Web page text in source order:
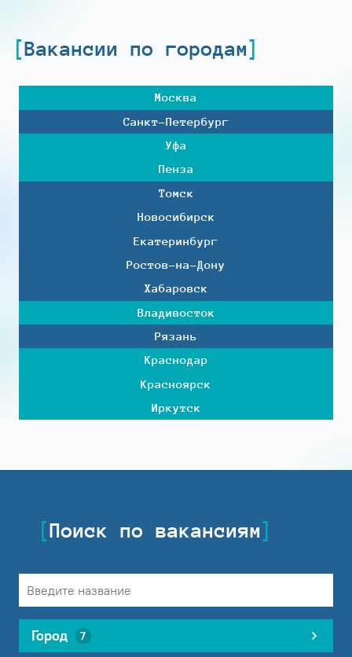
Вакансии по городам
Москва
Санкт-Петербург
Уфа
Пенза
Томск
Новосибирск
Екатеринбург
Ростов-на-Дону
Хабаровск
Владивосток
Рязань
Краснодар
Красноярск
Иркутск
Поиск по вакансиям
Город 7